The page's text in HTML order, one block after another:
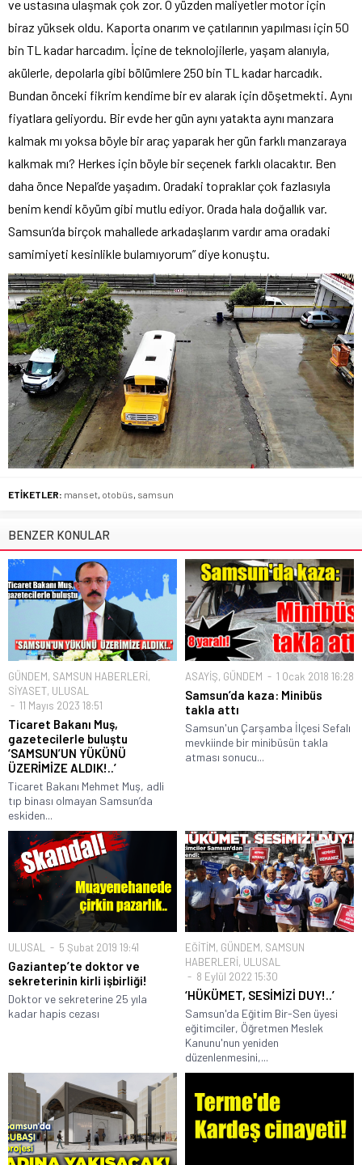
ve ustasına ulaşmak çok zor. O yüzden maliyetler motor için
biraz yüksek oldu. Kaporta onarım ve çatılarının yapılması için 50
bin TL kadar harcadım. İçine de teknolojilerle, yaşam alanıyla,
akülerle, depolarla gibi bölümlere 250 bin TL kadar harcadık.
Bundan önceki fikrim kendime bir ev alarak için döşetmekti. Aynı
fiyatlara geliyordu. Bir evde her gün aynı yatakta aynı manzara
kalmak mı yoksa böyle bir araç yaparak her gün farklı manzaraya
kalkmak mı? Herkes için böyle bir seçenek farklı olacaktır. Ben
daha önce Nepal’de yaşadım. Oradaki topraklar çok fazlasıyla
benim kendi köyüm gibi mutlu ediyor. Orada hala doğallık var.
Samsun’da birçok mahallede arkadaşlarım vardır ama oradaki
samimiyeti kesinlikle bulamıyorum” diye konuştu.
ETİKETLER: manset, otobüs, samsun
BENZER KONULAR
GÜNDEM, SAMSUN HABERLERİ,
SİYASET, ULUSAL
11 Mayıs 2023 18:51
Ticaret Bakanı Muş,
gazetecilerle buluştu
‘SAMSUN’UN YÜKÜNÜ
ÜZERİMİZE ALDIK!..’
Ticaret Bakanı Mehmet Muş, adli
tıp binası olmayan Samsun’da
eskiden...
ASAYİŞ, GÜNDEM 1 Ocak 2018 16:28
Samsun’da kaza: Minibüs
takla attı
Samsun'un Çarşamba İlçesi Sefalı
mevkiinde bir minibüsün takla
atması sonucu...
ULUSAL 5 Şubat 2019 19:41
Gaziantep’te doktor ve
sekreterinin kirli işbirliği!
Doktor ve sekreterine 25 yıla
kadar hapis cezası
EĞİTİM, GÜNDEM, SAMSUN
HABERLERİ, ULUSAL
8 Eylül 2022 15:30
‘HÜKÜMET, SESİMİZİ DUY!..’
Samsun'da Eğitim Bir-Sen üyesi
eğitimciler, Öğretmen Meslek
Kanunu'nun yeniden
düzenlenmesini,...